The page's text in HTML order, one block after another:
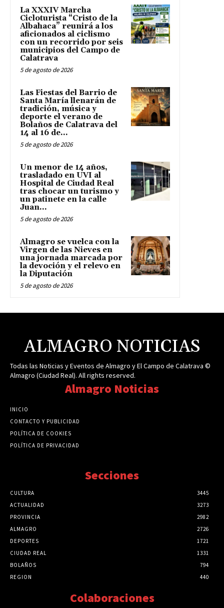
La XXXIV Marcha
Cicloturista “Cristo de la
Albahaca” reunirá a los
aficionados al ciclismo
con un recorrido por seis
municipios del Campo de
Calatrava
5 de agosto de 2026
Las Fiestas del Barrio de
Santa María llenarán de
tradición, música y
deporte el verano de
Bolaños de Calatrava del
14 al 16 de...
5 de agosto de 2026
Un menor de 14 años,
trasladado en UVI al
Hospital de Ciudad Real
tras chocar un turismo y
un patinete en la calle
Juan...
5 de agosto de 2026
Almagro se vuelca con la
Virgen de las Nieves en
una jornada marcada por
la devoción y el relevo en
la Diputación
5 de agosto de 2026
ALMAGRO NOTICIAS
Todas las Noticias y Eventos de Almagro y El Campo de Calatrava ©
Almagro (Ciudad Real). All rights reserved.
Almagro Noticias
INICIO
CONTACTO Y PUBLICIDAD
POLÍTICA DE COOKIES
POLÍTICA DE PRIVACIDAD
Secciones
CULTURA
3445
ACTUALIDAD
3273
PROVINCIA
2982
ALMAGRO
2726
DEPORTES
1721
CIUDAD REAL
1331
BOLAÑOS
794
REGION
440
Colaboraciones